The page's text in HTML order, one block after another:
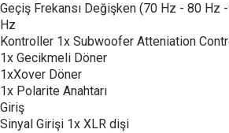
Geçiş Frekansı Değişken (70 Hz - 80 Hz
Hz
Kontroller 1x Subwoofer Atteniation
1x Gecikmeli Döner
1xXover Döner
1x Polarite Anahtarı
Giriş
Sinyal Girişi 1x XLR dişi